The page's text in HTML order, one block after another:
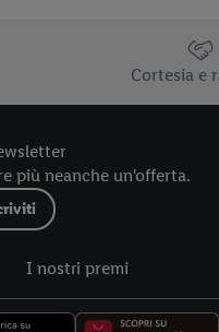
Cortesia e
più neanche un'offerta.
I nostri premi